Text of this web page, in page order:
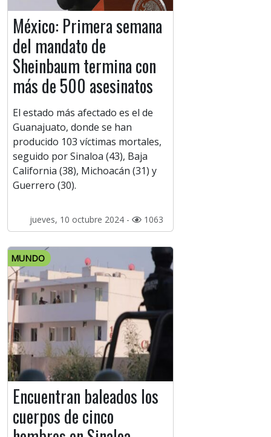
México: Primera semana
del mandato de
Sheinbaum termina con
más de 500 asesinatos
El estado más afectado es el de
Guanajuato, donde se han
producido 103 víctimas mortales,
seguido por Sinaloa (43), Baja
California (38), Michoacán (31) y
Guerrero (30).
jueves, 10 octubre 2024 - 1063
MUNDO
Encuentran baleados los
cuerpos de cinco